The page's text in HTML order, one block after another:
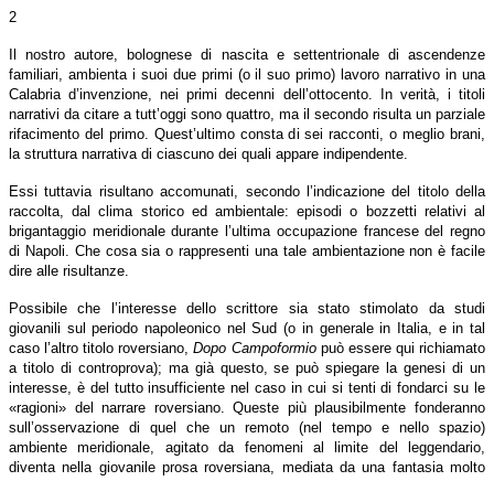
2
Il nostro autore, bolognese di nascita e settentrionale di ascendenze
familiari, ambienta i suoi due primi (o il suo primo) lavoro narrativo in una
Calabria d’invenzione, nei primi decenni dell’ottocento. In verità, i titoli
narrativi da citare a tutt’oggi sono quattro, ma il secondo risulta un parziale
rifacimento del primo. Quest’ultimo consta di sei racconti, o meglio brani,
la struttura narrativa di ciascuno dei quali appare indipendente.
Essi tuttavia risultano accomunati, secondo l’indicazione del titolo della
raccolta, dal clima storico ed ambientale: episodi o bozzetti relativi al
brigantaggio meridionale durante l’ultima occupazione francese del regno
di Napoli. Che cosa sia o rappresenti una tale ambientazione non è facile
dire alle risultanze.
Possibile che l’interesse dello scrittore sia stato stimolato da studi
giovanili sul periodo napoleonico nel Sud (o in generale in Italia, e in tal
caso l’altro titolo roversiano,Dopo Campoformiopuò essere qui richiamato
a titolo di controprova); ma già questo, se può spiegare la genesi di un
interesse, è del tutto insufficiente nel caso in cui si tenti di fondarci su le
«ragioni» del narrare roversiano. Queste più plausibilmente fonderanno
sull’osservazione di quel che un remoto (nel tempo e nello spazio)
ambiente meridionale, agitato da fenomeni al limite del leggendario,
diventa nella giovanile prosa roversiana, mediata da una fantasia molto